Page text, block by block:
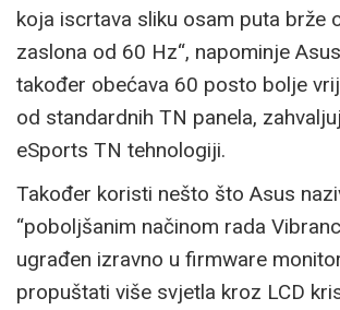
koja iscrtava sliku osam puta brže
zaslona od 60 Hz“, napominje
također obećava 60 posto bolje
od standardnih TN panela,
eSports TN tehnologiji.
Također koristi nešto što Asus
“poboljšanim načinom rada
ugrađen izravno u firmware
propuštati više svjetla kroz LCD